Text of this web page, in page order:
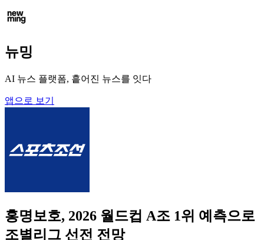
뉴밍
AI 뉴스 플랫폼, 흩어진 뉴스를 잇다
앱으로 보기
홍명보호, 2026 월드컵 A조 1위 예측으로
조별리그 선전 전망